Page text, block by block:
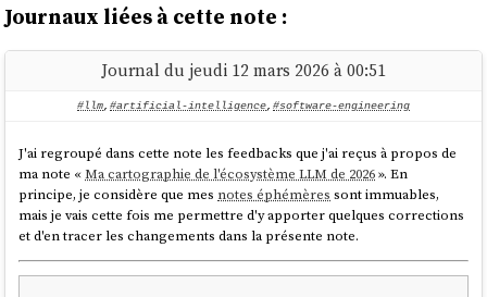
Journaux liées à cette note :
Journal du jeudi 12 mars 2026 à 00:51
#llm, #artificial-intelligence, #software-engineering
J'ai regroupé dans cette note les feedbacks que j'ai reçus à propos de
ma note «Ma cartographie de l'écosystème LLM de 2026». En
principe, je considère que mes notes éphémères sont immuables,
mais je vais cette fois me permettre d'y apporter quelques corrections
et d'en tracer les changements dans la présente note.